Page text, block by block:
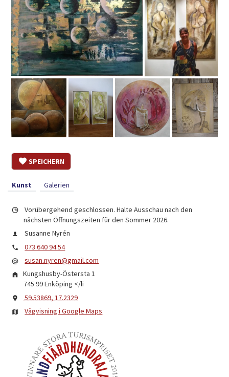
SPEICHERN
Kunst Galerien
Vorübergehend geschlossen. Halte Ausschau nach den
nächsten Öffnungszeiten für den Sommer 2026.
Susanne Nyrén
073 640 94 54
susan.nyren@gmail.com
Kungshusby-Östersta 1
745 99 Enköping </li
59.53869, 17.2329
Vägvisning i Google Maps